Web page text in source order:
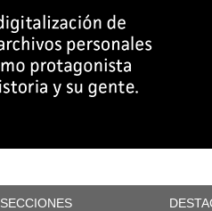
SECCIONES